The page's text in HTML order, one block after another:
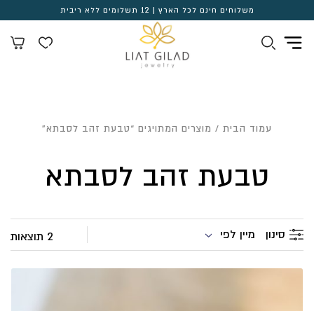
משלוחים חינם לכל הארץ | 12 תשלומים ללא ריבית
עמוד הבית / מוצרים המתויגים “טבעת זהב לסבתא”
טבעת זהב לסבתא
סינון מיין לפי 2 תוצאות